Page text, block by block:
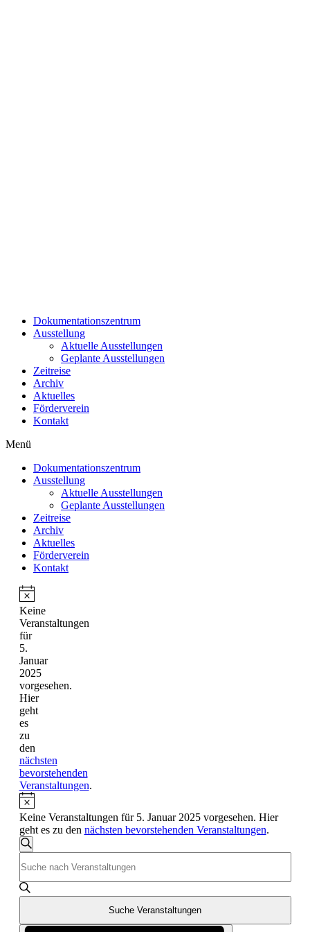
Dokumentationszentrum
Ausstellung
Aktuelle Ausstellungen
Geplante Ausstellungen
Zeitreise
Archiv
Aktuelles
Förderverein
Kontakt
Menü
Dokumentationszentrum
Ausstellung
Aktuelle Ausstellungen
Geplante Ausstellungen
Zeitreise
Archiv
Aktuelles
Förderverein
Kontakt
Keine
Veranstaltungen
für
5.
Januar
2025
vorgesehen.
Hier
geht
es
zu
den
nächsten
bevorstehenden
Veranstaltungen.
Keine Veranstaltungen für 5. Januar 2025 vorgesehen. Hier
geht es zu den nächsten bevorstehenden Veranstaltungen.
Veranstaltungen
Suche
und
Ansichten,
Navigation
Suche
Schlüsselwort
eingeben.
Suche
Veranstaltungen
Suche Veranstaltungen